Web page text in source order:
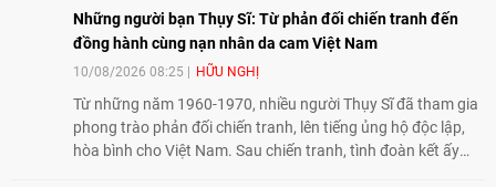
Những người bạn Thụy Sĩ: Từ phản đối chiến tranh đến
đồng hành cùng nạn nhân da cam Việt Nam
10/08/2026 08:25 HỮU NGHỊ
Từ những năm 1960-1970, nhiều người Thụy Sĩ đã tham gia
phong trào phản đối chiến tranh, lên tiếng ủng hộ độc lập,
hòa bình cho Việt Nam. Sau chiến tranh, tình đoàn kết ấy